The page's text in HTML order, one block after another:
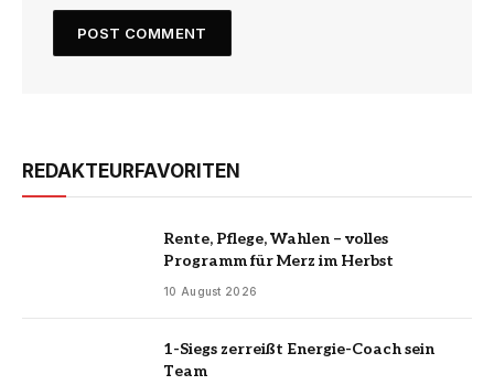
REDAKTEURFAVORITEN
Rente, Pflege, Wahlen – volles
Programm für Merz im Herbst
10 August 2026
1-Siegs zerreißt Energie-Coach sein
Team